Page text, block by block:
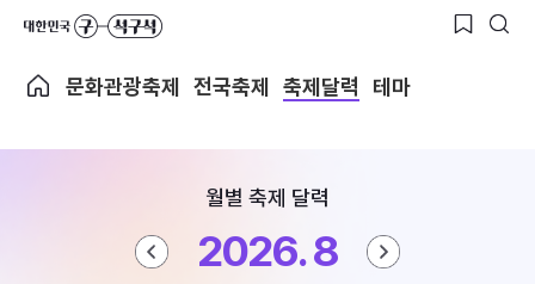
문화관광축제 전국축제 축제달력 테마
월별 축제 달력
2026. 8